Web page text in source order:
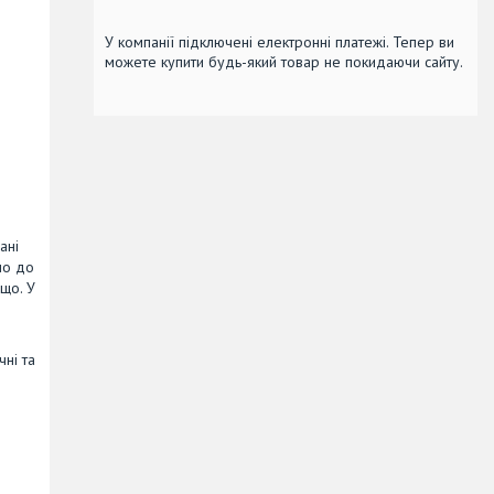
до
У
та
У компанії підключені електронні платежі. Тепер ви
можете купити будь-який товар не покидаючи сайту.